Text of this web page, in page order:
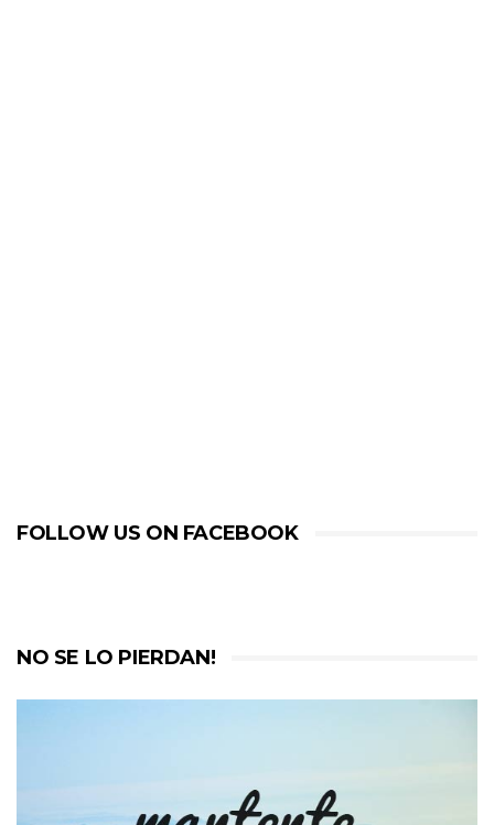
FOLLOW US ON FACEBOOK
NO SE LO PIERDAN!